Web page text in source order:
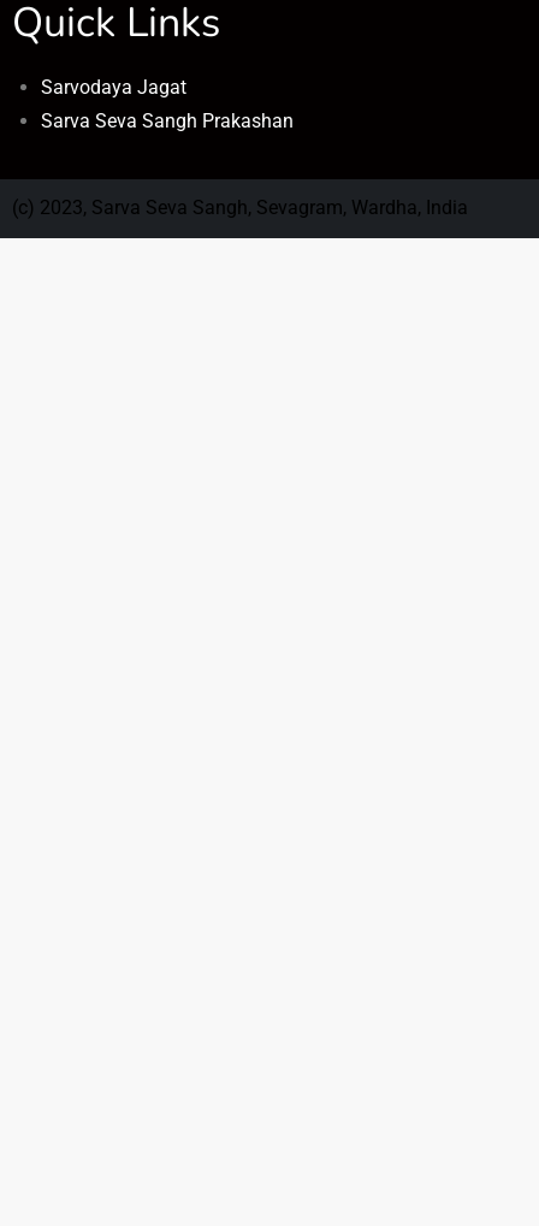
Quick Links
Sarvodaya Jagat
Sarva Seva Sangh Prakashan
(c) 2023, Sarva Seva Sangh, Sevagram, Wardha, India